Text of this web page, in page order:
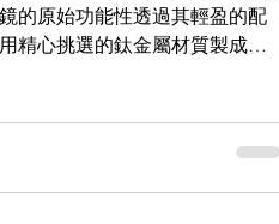
的原始功能性透過其輕盈的配
精心挑選的鈦金屬材質製成，